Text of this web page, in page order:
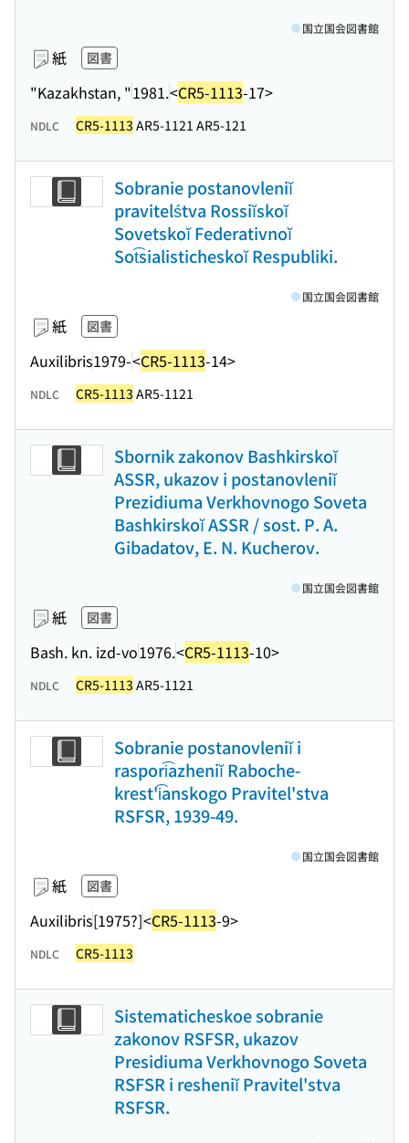
紙 図書
"Kazakhstan, "1981.<CR5-1113-17>
国立国会図書館
NDLC CR5-1113 AR5-1121 AR5-121
Sobranie postanovleniĭ
pravitelśtva Rossiĭskoĭ
Sovetskoĭ Federativnoĭ
Sot͡sialisticheskoĭ Respubliki.
紙 図書
Auxilibris1979-<CR5-1113-14>
国立国会図書館
NDLC CR5-1113 AR5-1121
Sbornik zakonov Bashkirskoĭ
ASSR, ukazov i postanovleniĭ
Prezidiuma Verkhovnogo Soveta
Bashkirskoĭ ASSR / sost. P. A.
Gibadatov, E. N. Kucherov.
紙 図書
Bash. kn. izd-vo1976.<CR5-1113-10>
国立国会図書館
NDLC CR5-1113 AR5-1121
Sobranie postanovleniĭ i
raspori͡azheniĭ Raboche-
krest'i͡anskogo Pravitel'stva
RSFSR, 1939-49.
紙 図書
Auxilibris[1975?]<CR5-1113-9>
国立国会図書館
NDLC CR5-1113
Sistematicheskoe sobranie
zakonov RSFSR, ukazov
Presidiuma Verkhovnogo Soveta
RSFSR i resheniĭ Pravitel'stva
RSFSR.